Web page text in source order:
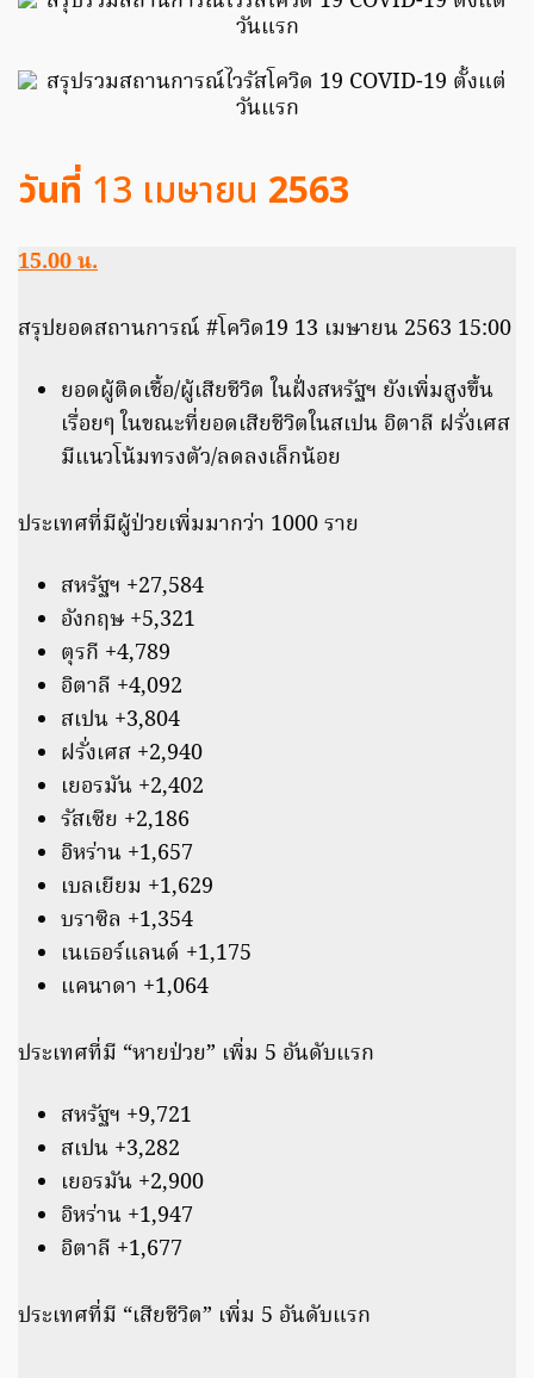
วันที่ 13 เมษายน 2563
15.00 น.
สรุปยอดสถานการณ์ #โควิด19 13 เมษายน 2563 15:00
ยอดผู้ติดเชื้อ/ผู้เสียชีวิต ในฝั่งสหรัฐฯ ยังเพิ่มสูงขึ้น
เรื่อยๆ ในขณะที่ยอดเสียชีวิตในสเปน อิตาลี ฝรั่งเศส
มีแนวโน้มทรงตัว/ลดลงเล็กน้อย
ประเทศที่มีผู้ป่วยเพิ่มมากว่า 1000 ราย
สหรัฐฯ +27,584
อังกฤษ +5,321
ตุรกี +4,789
อิตาลี +4,092
สเปน +3,804
ฝรั่งเศส +2,940
เยอรมัน +2,402
รัสเซีย +2,186
อิหร่าน +1,657
เบลเยียม +1,629
บราซิล +1,354
เนเธอร์แลนด์ +1,175
แคนาดา +1,064
ประเทศที่มี “หายป่วย” เพิ่ม 5 อันดับแรก
สหรัฐฯ +9,721
สเปน +3,282
เยอรมัน +2,900
อิหร่าน +1,947
อิตาลี +1,677
ประเทศที่มี “เสียชีวิต” เพิ่ม 5 อันดับแรก